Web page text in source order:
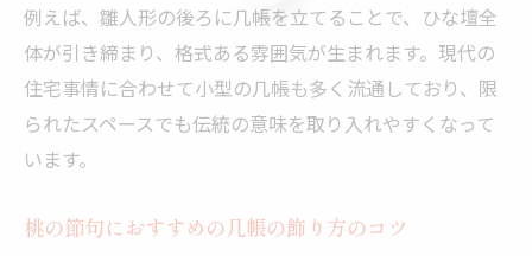
例えば、雛人形の後ろに几帳を立てることで、ひな壇全
体が引き締まり、格式ある雰囲気が生まれます。現代の
住宅事情に合わせて小型の几帳も多く流通しており、限
られたスペースでも伝統の意味を取り入れやすくなって
います。
桃の節句におすすめの几帳の飾り方のコツ